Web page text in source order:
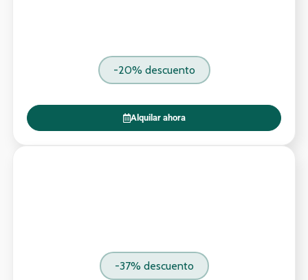
-20% descuento
Alquilar ahora
-37% descuento